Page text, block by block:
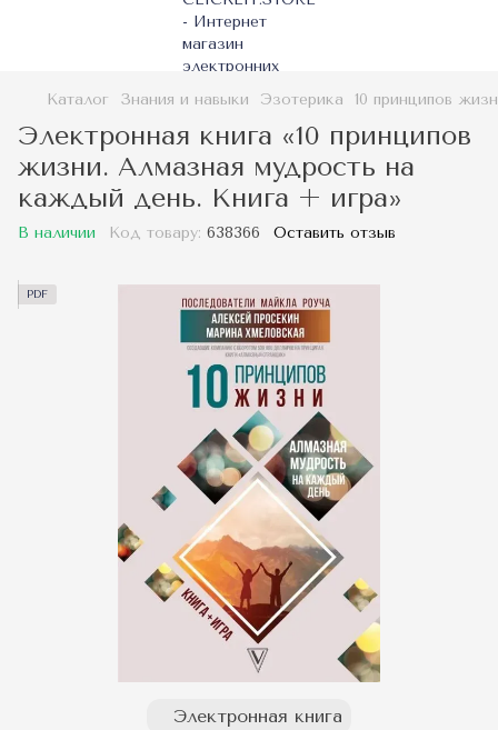
Каталог Знания и навыки Эзотерика 10 принципов
Электронная книга «10 принципов
жизни. Алмазная мудрость на
каждый день. Книга + игра»
В наличии Код товару: 638366 Оставить отзыв
PDF
Электронная книга